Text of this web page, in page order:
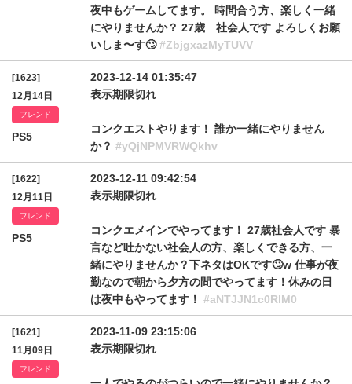
夜中もゲームしてます。 時間合う方、楽しく一緒
にやりませんか？ 27歳 社会人です よろしくお願
いしま〜す🙄#ZbjgxazMyTUVV
[1623]
12月14日
フレンド
PS5
2023-12-14 01:35:47
表示期限切れ
コンクエストやります！ 誰か一緒にやりません
か？ #yQjNPMVRWQkhv
[1622]
12月11日
フレンド
PS5
2023-12-11 09:42:54
表示期限切れ
コンクエメインでやってます！ 27歳社会人です 暴
言など吐かない社会人の方、楽しくできる方、一
緒にやりませんか？下ネタはOKです🙄w 仕事が夜
勤なので朝から夕方の間でやってます！休みの日
は夜中もやってます！ #aNTJJN1c0RlM0
[1621]
11月09日
フレンド
2023-11-09 23:15:06
表示期限切れ